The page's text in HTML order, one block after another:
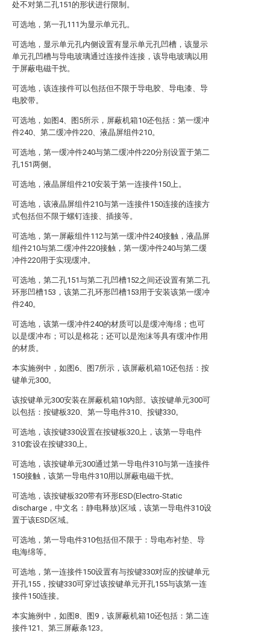
处不对第二孔151的形状进行限制。
可选地，第一孔111为显示单元孔。
可选地，显示单元孔内侧设置有显示单元孔凹槽，该显示
单元孔凹槽与导电玻璃通过连接件连接，该导电玻璃以用
于屏蔽电磁干扰。
可选地，该连接件可以包括但不限于导电胶、导电漆、导
电胶带。
可选地，如图4、图5所示，屏蔽机箱10还包括：第一缓冲
件240、第二缓冲件220、液晶屏组件210。
可选地，第一缓冲件240与第二缓冲件220分别设置于第二
孔151两侧。
可选地，液晶屏组件210安装于第一连接件150上。
可选地，该液晶屏组件210与第一连接件150连接的连接方
式包括但不限于螺钉连接、插接等。
可选地，第一屏蔽组件112与第一缓冲件240接触，液晶屏
组件210与第二缓冲件220接触，第一缓冲件240与第二缓
冲件220用于实现缓冲。
可选地，第二孔151与第二孔凹槽152之间还设置有第二孔
环形凹槽153，该第二孔环形凹槽153用于安装该第一缓冲
件240。
可选地，该第一缓冲件240的材质可以是缓冲海绵；也可
以是缓冲布；可以是棉花；还可以是泡沫等具有缓冲作用
的材质。
本实施例中，如图6、图7所示，该屏蔽机箱10还包括：按
键单元300。
该按键单元300安装在屏蔽机箱10内部。该按键单元300可
以包括：按键板320、第一导电件310、按键330。
可选地，该按键330设置在按键板320上，该第一导电件
310套设在按键330上。
可选地，该按键单元300通过第一导电件310与第一连接件
150接触，该第一导电件310用以屏蔽电磁干扰。
可选地，该按键板320带有环形ESD(Electro-Static
discharge，中文名：静电释放)区域，该第一导电件310设
置于该ESD区域。
可选地，第一导电件310包括但不限于：导电布衬垫、导
电海绵等。
可选地，第一连接件150设置有与按键330对应的按键单元
开孔155，按键330可穿过该按键单元开孔155与该第一连
接件150连接。
本实施例中，如图8、图9，该屏蔽机箱10还包括：第二连
接件121、第三屏蔽条123。